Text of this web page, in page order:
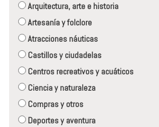
Arquitectura, arte e historia
Artesanía y folclore
Atracciones náuticas
Castillos y ciudadelas
Centros recreativos y acuáticos
Ciencia y naturaleza
Compras y otros
Deportes y aventura